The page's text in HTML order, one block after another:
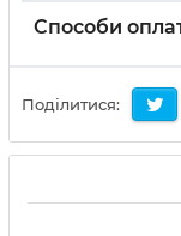
Способи
Поділитися: